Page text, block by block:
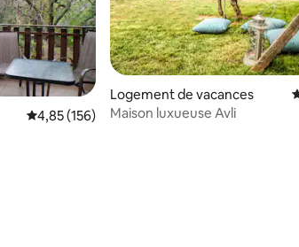
Évaluation moyenne sur la base de 156
4,85 (156)
Logement de vacances
Maison luxueuse Avli